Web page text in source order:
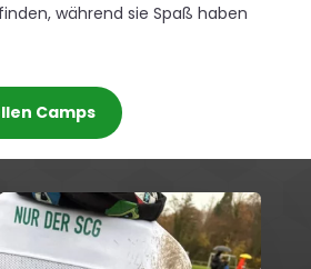
während sie Spaß haben
Camps